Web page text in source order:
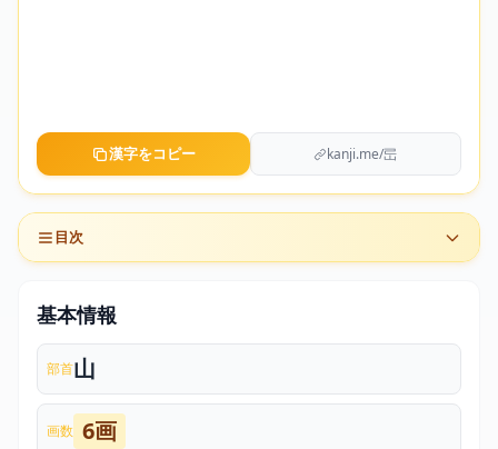
漢字をコピー kanji.me/㞯
目次
基本情報
部首山
画数 6画